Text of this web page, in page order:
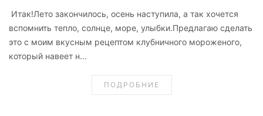
Итак!Лето закончилось, осень наступила, а так хочется
вспомнить тепло, солнце, море, улыбки.Предлагаю сделать
это с моим вкусным рецептом клубничного мороженого,
который навеет н...
ПОДРОБНИЕ